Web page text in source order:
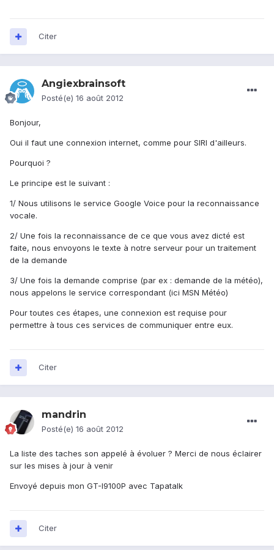
Citer
Angiexbrainsoft
Posté(e) 16 août 2012
Bonjour,
Oui il faut une connexion internet, comme pour SIRI d'ailleurs.
Pourquoi ?
Le principe est le suivant :
1/ Nous utilisons le service Google Voice pour la reconnaissance
vocale.
2/ Une fois la reconnaissance de ce que vous avez dicté est
faite, nous envoyons le texte à notre serveur pour un traitement
de la demande
3/ Une fois la demande comprise (par ex : demande de la météo),
nous appelons le service correspondant (ici MSN Météo)
Pour toutes ces étapes, une connexion est requise pour
permettre à tous ces services de communiquer entre eux.
Citer
mandrin
Posté(e) 16 août 2012
La liste des taches son appelé à évoluer ? Merci de nous éclairer
sur les mises à jour à venir
Envoyé depuis mon GT-I9100P avec Tapatalk
Citer